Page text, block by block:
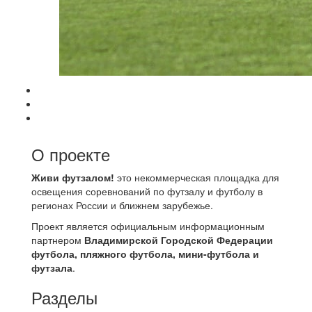
О проекте
Живи футзалом! это некоммерческая площадка для
освещения соревнований по футзалу и футболу в
регионах России и ближнем зарубежье.
Проект является официальным информационным
партнером Владимирской Городской Федерации
футбола, пляжного футбола, мини-футбола и
футзала.
Разделы